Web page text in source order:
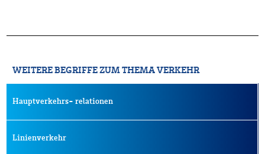
WEITERE BEGRIFFE ZUM THEMA VERKEHR
Hauptverkehrs- relationen
Linienverkehr